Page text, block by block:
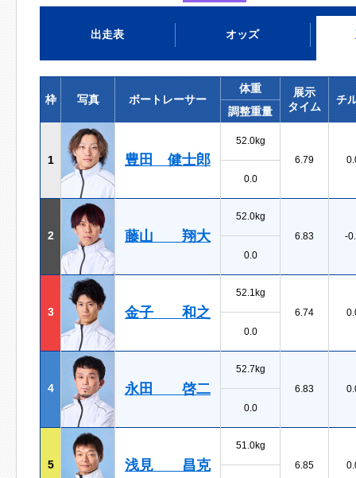
出走表 オッズ
枠 写真 ボートレーサー
体重
展示
タイム
チ
調整重量
1 豊田 健士郎
52.0kg
6.79
0.0
2 藤山 翔大
52.0kg
6.83
-
0.0
3 金子 和之
52.1kg
6.74
0.0
4 永田 啓二
52.7kg
6.83
0.0
5 浅見 昌克
51.0kg
6.85